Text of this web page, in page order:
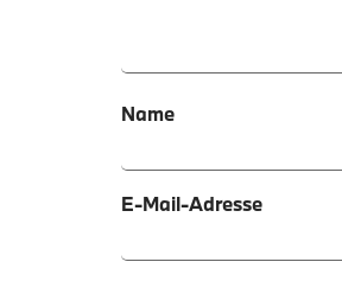
Name
E-Mail-Adresse